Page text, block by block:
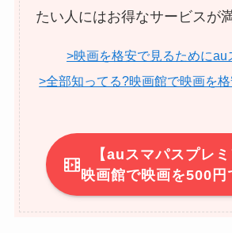
たい人にはお得なサービスが
>映画を格安で見るためにau
>全部知ってる?映画館で映画を
【auスマパスプレミ
映画館で映画を500円